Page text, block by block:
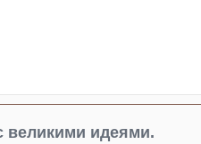
великими идеями.